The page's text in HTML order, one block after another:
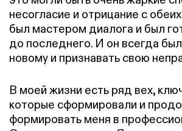
несогласие и отрицание с
был мастером диалога и был
до последнего. И он всегда был
новому и признавать свою
В моей жизни есть ряд вех,
которые сформировали и
формировать меня в